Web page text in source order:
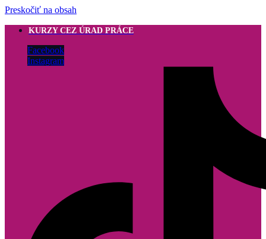
Preskočiť na obsah
KURZY CEZ ÚRAD PRÁCE
Facebook
Instagram